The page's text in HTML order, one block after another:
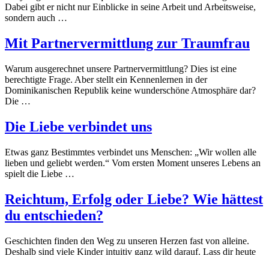
Dabei gibt er nicht nur Einblicke in seine Arbeit und Arbeitsweise,
sondern auch …
Mit Partnervermittlung zur Traumfrau
Warum ausgerechnet unsere Partnervermittlung? Dies ist eine
berechtigte Frage. Aber stellt ein Kennenlernen in der
Dominikanischen Republik keine wunderschöne Atmosphäre dar?
Die …
Die Liebe verbindet uns
Etwas ganz Bestimmtes verbindet uns Menschen: „Wir wollen alle
lieben und geliebt werden.“ Vom ersten Moment unseres Lebens an
spielt die Liebe …
Reichtum, Erfolg oder Liebe? Wie hättest
du entschieden?
Geschichten finden den Weg zu unseren Herzen fast von alleine.
Deshalb sind viele Kinder intuitiv ganz wild darauf. Lass dir heute